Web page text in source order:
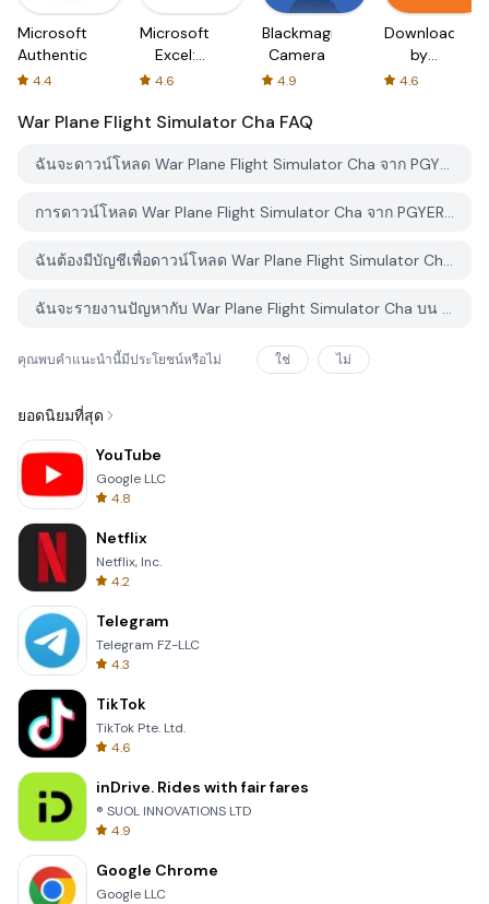
Microsoft
Authenticator
4.4
Microsoft
Excel:
Spreadsheets
4.6
Blackmagic
Camera
4.9
Downloader
by
AFTVnews
4.6
War Plane Flight Simulator Cha FAQ
ฉันจะดาวน์โหลด War Plane Flight Simulator Cha จาก PGYER APK HUB อย่างไร?
การดาวน์โหลด War Plane Flight Simulator Cha จาก PGYER APK HUB ฟรีหรือไม่?
ฉันต้องมีบัญชีเพื่อดาวน์โหลด War Plane Flight Simulator Cha จาก PGYER APK HUB หรือไม่?
ฉันจะรายงานปัญหากับ War Plane Flight Simulator Cha บน PGYER APK HUB ได้อย่างไร?
คุณพบคำแนะนำนี้มีประโยชน์หรือไม่ ใช่ ไม่
ยอดนิยมที่สุด
YouTube
Google LLC
4.8
Netflix
Netflix, Inc.
4.2
Telegram
Telegram FZ-LLC
4.3
TikTok
TikTok Pte. Ltd.
4.6
inDrive. Rides with fair fares
® SUOL INNOVATIONS LTD
4.9
Google Chrome
Google LLC